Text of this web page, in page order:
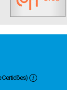
Certidões)